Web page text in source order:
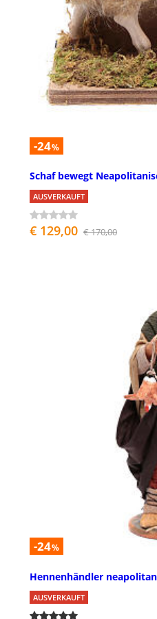
-24%
Schaf bewegt
AUSVERKAUFT
€ 129,00 € 170,00
-24%
Hennenhändler
AUSVERKAUFT